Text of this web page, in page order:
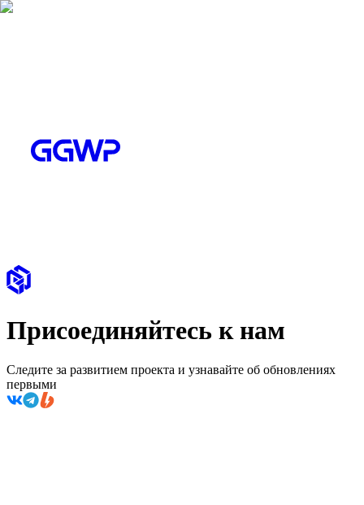
Присоединяйтесь к нам
Следите за развитием проекта и узнавайте об обновлениях
первыми